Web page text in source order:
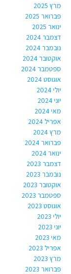
מרץ 2025
פברואר 2025
ינואר 2025
דצמבר 2024
נובמבר 2024
אוקטובר 2024
ספטמבר 2024
אוגוסט 2024
יולי 2024
יוני 2024
מאי 2024
אפריל 2024
מרץ 2024
פברואר 2024
ינואר 2024
דצמבר 2023
נובמבר 2023
אוקטובר 2023
ספטמבר 2023
אוגוסט 2023
יולי 2023
יוני 2023
מאי 2023
אפריל 2023
מרץ 2023
פברואר 2023